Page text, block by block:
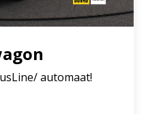
automaat!